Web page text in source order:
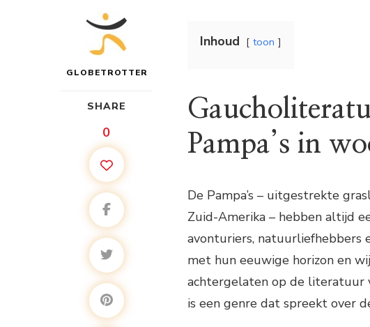
GLOBETROTTER
SHARE
0
Inhoud toon
Pampa’s in
De Pampa’s – uitgestrekte
Zuid-Amerika – hebben altijd
avonturiers, natuurliefhebbers
met hun eeuwige horizon en
achtergelaten op de literatuur
is een genre dat spreekt over